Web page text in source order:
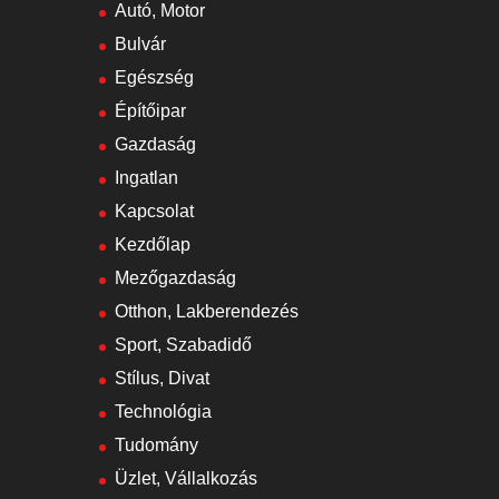
Autó, Motor
Bulvár
Egészség
Építőipar
Gazdaság
Ingatlan
Kapcsolat
Kezdőlap
Mezőgazdaság
Otthon, Lakberendezés
Sport, Szabadidő
Stílus, Divat
Technológia
Tudomány
Üzlet, Vállalkozás